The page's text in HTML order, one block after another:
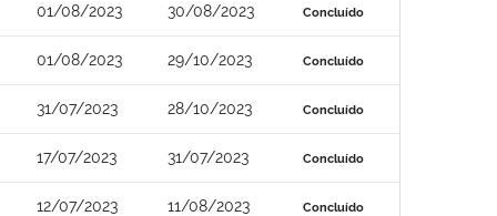
01/08/2023 30/08/2023 Concluído
01/08/2023 29/10/2023 Concluído
31/07/2023 28/10/2023 Concluído
17/07/2023 31/07/2023 Concluído
12/07/2023 11/08/2023 Concluído